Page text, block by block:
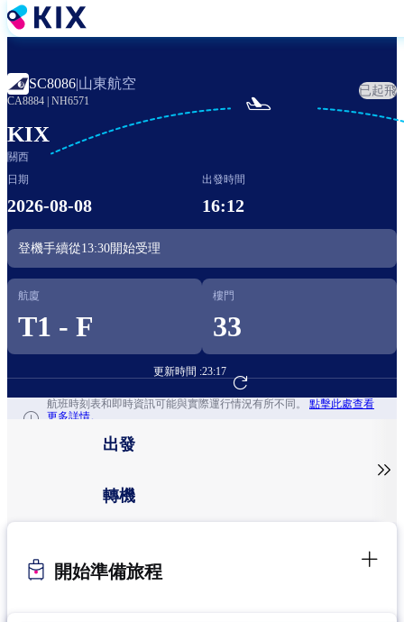
移
至
內
容
SC8086|山東航空
CA8884 NH6571
已起飛
KIX
關西

日期
2026-08-08
出發時間
16:12
登機手續從13:30開始受理
航廈
T1 - F
樓門
33
更新時間 :23:17
前往航班預訂
航班時刻表和即時資訊可能與實際運行情況有所不同。 點擊此處查看
更多詳情。
出發
轉機

開始準備旅程